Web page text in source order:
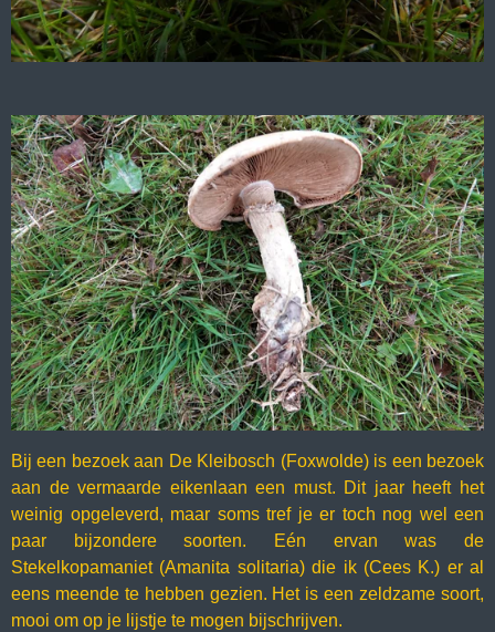
Bij een bezoek aan De Kleibosch (Foxwolde) is een bezoek
aan de vermaarde eikenlaan een must. Dit jaar heeft het
weinig opgeleverd, maar soms tref je er toch nog wel een
paar bijzondere soorten. Eén ervan was de
Stekelkopamaniet (Amanita solitaria) die ik (Cees K.) er al
eens meende te hebben gezien. Het is een zeldzame soort,
mooi om op je lijstje te mogen bijschrijven.